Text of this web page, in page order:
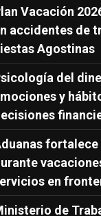
Vacación
accidentes de
Agostinas
del
y
en
de